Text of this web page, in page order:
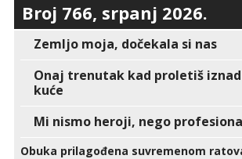
Broj 766, srpanj 2026.
Zemljo moja, dočekala si nas
Onaj trenutak kad proletiš
kuće
Mi nismo heroji, nego
Obuka prilagođena suvremenom